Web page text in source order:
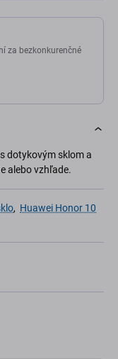
za bezkonkurenčné
dotykovým sklom a
alebo vzhľade.
, Huawei Honor 10